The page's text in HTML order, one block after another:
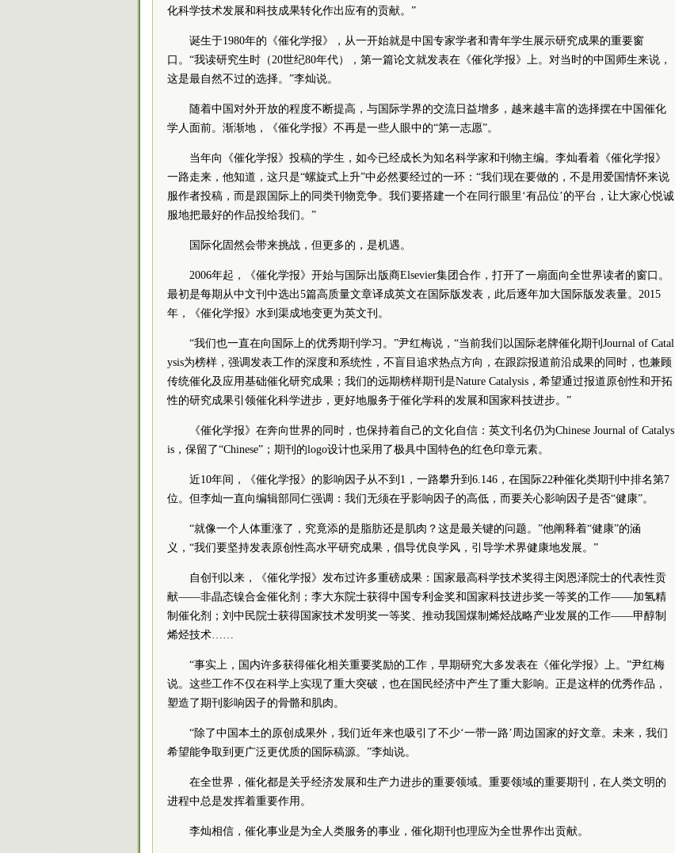
化科学技术发展和科技成果转化作出应有的贡献。”
诞生于1980年的《催化学报》，从一开始就是中国专家学者和青年学生展示研究成果的重要窗
口。“我读研究生时（20世纪80年代），第一篇论文就发表在《催化学报》上。对当时的中国师生来说，
这是最自然不过的选择。”李灿说。
随着中国对外开放的程度不断提高，与国际学界的交流日益增多，越来越丰富的选择摆在中国催化
学人面前。渐渐地，《催化学报》不再是一些人眼中的“第一志愿”。
当年向《催化学报》投稿的学生，如今已经成长为知名科学家和刊物主编。李灿看着《催化学报》
一路走来，他知道，这只是“螺旋式上升”中必然要经过的一环：“我们现在要做的，不是用爱国情怀来说
服作者投稿，而是跟国际上的同类刊物竞争。我们要搭建一个在同行眼里‘有品位’的平台，让大家心悦诚
服地把最好的作品投给我们。”
国际化固然会带来挑战，但更多的，是机遇。
2006年起，《催化学报》开始与国际出版商Elsevier集团合作，打开了一扇面向全世界读者的窗口。
最初是每期从中文刊中选出5篇高质量文章译成英文在国际版发表，此后逐年加大国际版发表量。2015
年，《催化学报》水到渠成地变更为英文刊。
“我们也一直在向国际上的优秀期刊学习。”尹红梅说，“当前我们以国际老牌催化期刊Journal of Catal
ysis为榜样，强调发表工作的深度和系统性，不盲目追求热点方向，在跟踪报道前沿成果的同时，也兼顾
传统催化及应用基础催化研究成果；我们的远期榜样期刊是Nature Catalysis，希望通过报道原创性和开拓
性的研究成果引领催化科学进步，更好地服务于催化学科的发展和国家科技进步。”
《催化学报》在奔向世界的同时，也保持着自己的文化自信：英文刊名仍为Chinese Journal of Catalys
is，保留了“Chinese”；期刊的logo设计也采用了极具中国特色的红色印章元素。
近10年间，《催化学报》的影响因子从不到1，一路攀升到6.146，在国际22种催化类期刊中排名第7
位。但李灿一直向编辑部同仁强调：我们无须在乎影响因子的高低，而要关心影响因子是否“健康”。
“就像一个人体重涨了，究竟添的是脂肪还是肌肉？这是最关键的问题。”他阐释着“健康”的涵
义，“我们要坚持发表原创性高水平研究成果，倡导优良学风，引导学术界健康地发展。”
自创刊以来，《催化学报》发布过许多重磅成果：国家最高科学技术奖得主闵恩泽院士的代表性贡
献——非晶态镍合金催化剂；李大东院士获得中国专利金奖和国家科技进步奖一等奖的工作——加氢精
制催化剂；刘中民院士获得国家技术发明奖一等奖、推动我国煤制烯烃战略产业发展的工作——甲醇制
烯烃技术……
“事实上，国内许多获得催化相关重要奖励的工作，早期研究大多发表在《催化学报》上。”尹红梅
说。这些工作不仅在科学上实现了重大突破，也在国民经济中产生了重大影响。正是这样的优秀作品，
塑造了期刊影响因子的骨骼和肌肉。
“除了中国本土的原创成果外，我们近年来也吸引了不少‘一带一路’周边国家的好文章。未来，我们
希望能争取到更广泛更优质的国际稿源。”李灿说。
在全世界，催化都是关乎经济发展和生产力进步的重要领域。重要领域的重要期刊，在人类文明的
进程中总是发挥着重要作用。
李灿相信，催化事业是为全人类服务的事业，催化期刊也理应为全世界作出贡献。